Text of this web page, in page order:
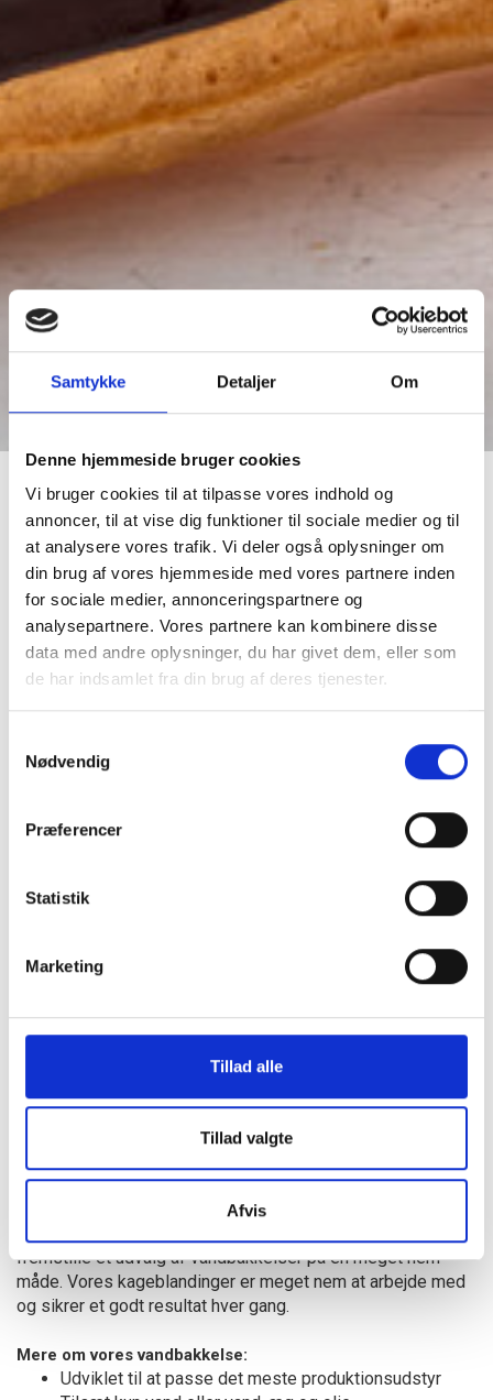
Samtykke Detaljer Om
Denne hjemmeside bruger cookies
Vi bruger cookies til at tilpasse vores indhold og
annoncer, til at vise dig funktioner til sociale medier og til
at analysere vores trafik. Vi deler også oplysninger om
din brug af vores hjemmeside med vores partnere inden
for sociale medier, annonceringspartnere og
analysepartnere. Vores partnere kan kombinere disse
data med andre oplysninger, du har givet dem, eller som
de har indsamlet fra din brug af deres tjenester.
Nødvendig
Præferencer
Statistik
Marketing
Tillad alle
Tillad valgte
Afvis
Vandbakkelse
fremstille et udvalg af vandbakkelser på en meget nem
måde. Vores kageblandinger er meget nem at arbejde med
og sikrer et godt resultat hver gang.
Mere om vores vandbakkelse:
Udviklet til at passe det meste produktionsudstyr